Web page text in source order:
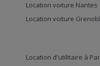
Location voiture Nantes
Location voiture
Location d'utilitaire à